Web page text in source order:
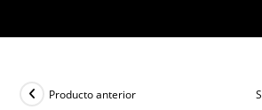
Producto anterior